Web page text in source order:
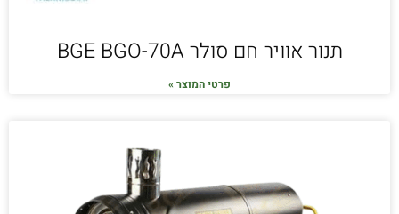
תנור אוויר חם סולר BGE BGO-70A
פרטי המוצר »